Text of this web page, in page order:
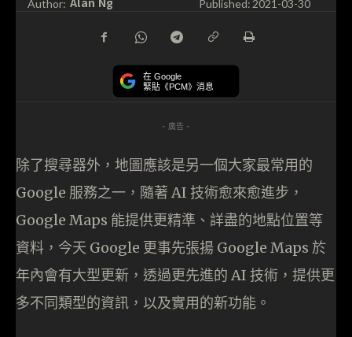
Author: Published: 2021-03-30
在 Google
緊貼《PCM》消息
- 廣告 -
除了搜尋器外，地圖應該是另一個大家最常用的
Google 服務之一，隨著 AI 技術愈來愈進步，
Google Maps 能提供更精準、詳盡的地點位置等
資料，今天 Google 更事先張揚 Google Maps 於
年內會有大型更新，透過更先進的 AI 技術，提供更
多不同類型的資訊，以及實用的新功能。